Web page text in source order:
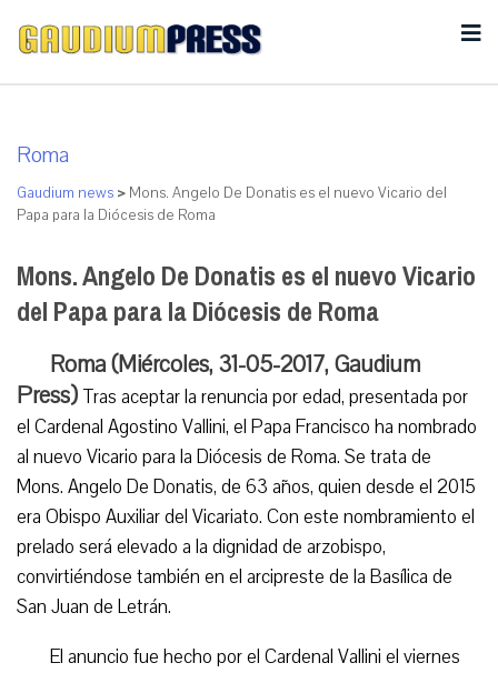
Roma
Gaudium news > Mons. Angelo De Donatis es el nuevo Vicario del
Papa para la Diócesis de Roma
Mons. Angelo De Donatis es el nuevo Vicario
del Papa para la Diócesis de Roma
Roma (Miércoles, 31-05-2017, Gaudium
Press)Tras aceptar la renuncia por edad, presentada por
el Cardenal Agostino Vallini, el Papa Francisco ha nombrado
al nuevo Vicario para la Diócesis de Roma. Se trata de
Mons. Angelo De Donatis, de 63 años, quien desde el 2015
era Obispo Auxiliar del Vicariato. Con este nombramiento el
prelado será elevado a la dignidad de arzobispo,
convirtiéndose también en el arcipreste de la Basílica de
San Juan de Letrán.
El anuncio fue hecho por el Cardenal Vallini el viernes